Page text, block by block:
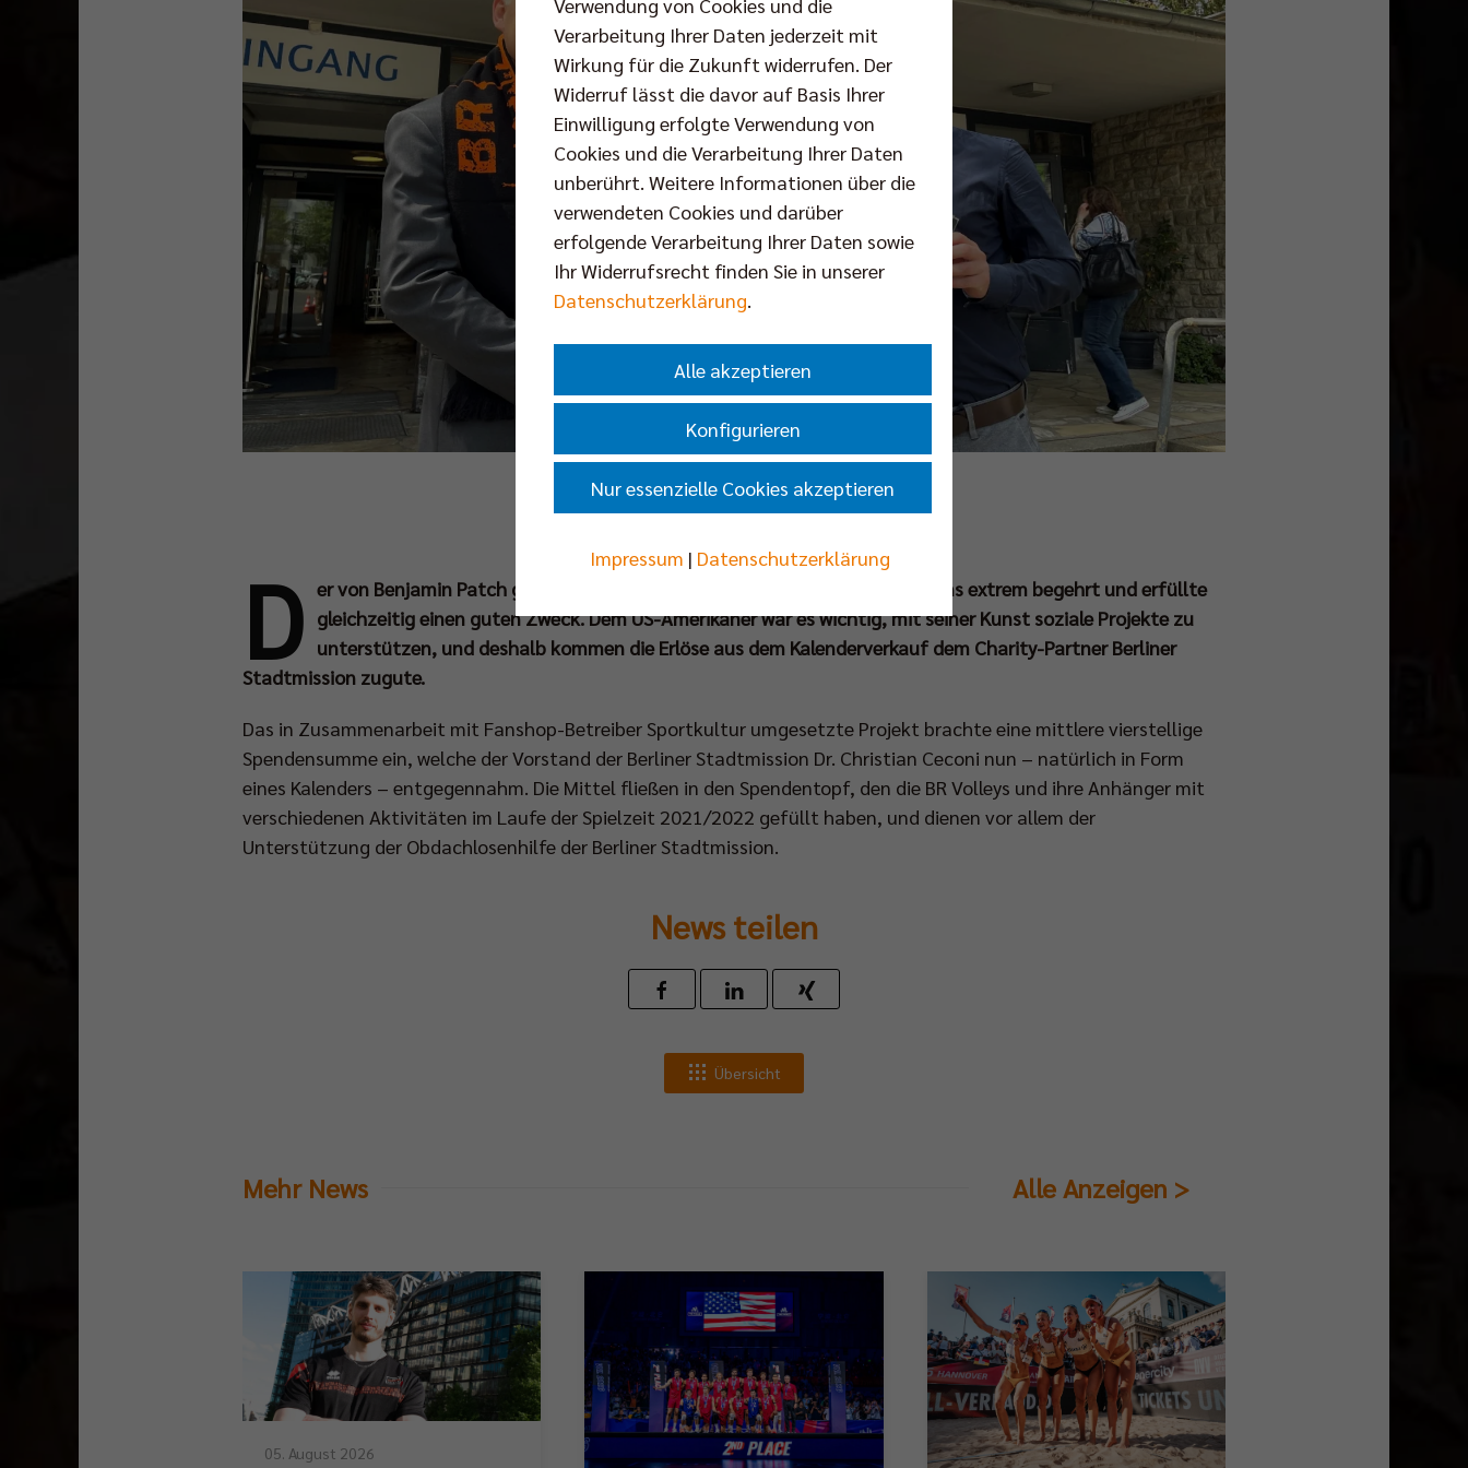
Foto: BR Volleys
D er von Benjamin Patch gestaltete BR Volleys Kalender 2022 war bei den Fans extrem begehrt und erfüllte
gleichzeitig einen guten Zweck. Dem US-Amerikaner war es wichtig, mit seiner Kunst soziale Projekte zu
unterstützen, und deshalb kommen die Erlöse aus dem Kalenderverkauf dem Charity-Partner Berliner
Stadtmission zugute.
Das in Zusammenarbeit mit Fanshop-Betreiber Sportkultur umgesetzte Projekt brachte eine mittlere vierstellige
Spendensumme ein, welche der Vorstand der Berliner Stadtmission Dr. Christian Ceconi nun – natürlich in Form
eines Kalenders – entgegennahm. Die Mittel fließen in den Spendentopf, den die BR Volleys und ihre Anhänger mit
verschiedenen Aktivitäten im Laufe der Spielzeit 2021/2022 gefüllt haben, und dienen vor allem der
Unterstützung der Obdachlosenhilfe der Berliner Stadtmission.
News teilen
Übersicht
Mehr News Alle Anzeigen >
05. August 2026
Verarbeitung Ihrer Daten jederzeit mit
Wirkung für die Zukunft widerrufen. Der
Widerruf lässt die davor auf Basis Ihrer
Einwilligung erfolgte Verwendung von
Cookies und die Verarbeitung Ihrer Daten
unberührt. Weitere Informationen über die
verwendeten Cookies und darüber
erfolgende Verarbeitung Ihrer Daten sowie
Ihr Widerrufsrecht finden Sie in unserer
Datenschutzerklärung
Alle akzeptieren
Konfigurieren
Nur essenzielle Cookies akzeptieren
Impressum | Datenschutzerklärung